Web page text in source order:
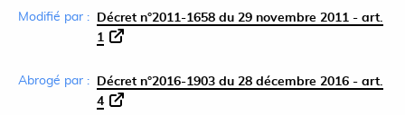
Modifié par :
Décret n°2011-1658 du 29 novembre 2011 - art.
1
Abrogé par :
Décret n°2016-1903 du 28 décembre 2016 - art.
4